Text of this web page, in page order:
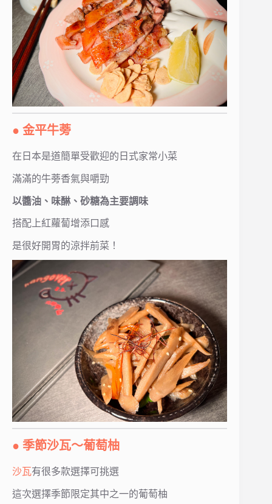
● 金平牛蒡
在日本是道簡單受歡迎的日式家常小菜
滿滿的牛蒡香氣與嚼勁
以醬油、味醂、砂糖為主要調味
搭配上紅蘿蔔增添口感
是很好開胃的涼拌前菜！
● 季節沙瓦～葡萄柚
沙瓦有很多款選擇可挑選
這次選擇季節限定其中之一的葡萄柚